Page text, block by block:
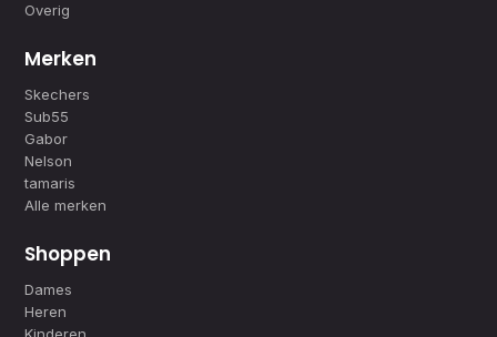
Overig
Merken
Skechers
Sub55
Gabor
Nelson
tamaris
Alle merken
Shoppen
Dames
Heren